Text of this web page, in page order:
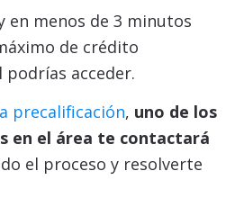
en menos de 3 minutos
de crédito
acceder.
precalificación, uno de los
en el área te contactará
el proceso y resolverte